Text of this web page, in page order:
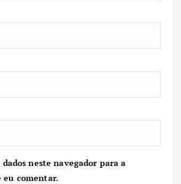
neste navegador para a
eu comentar.